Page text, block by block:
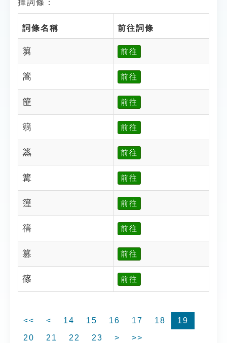
擇詞條：
詞條名稱 前往詞條
篘 前往
篙 前往
篚 前往
篛 前往
篜 前往
篝 前往
篞 前往
篟 前往
篡 前往
篠 前往
<< < 14 15 16 17 18
19
20
21 22 23 > >>